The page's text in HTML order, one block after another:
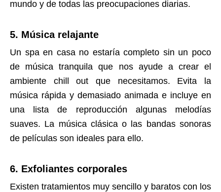
mundo y de todas las preocupaciones diarias.
5. Música relajante
Un spa en casa no estaría completo sin un poco
de música tranquila que nos ayude a crear el
ambiente chill out que necesitamos. Evita la
música rápida y demasiado animada e incluye en
una lista de reproducción algunas melodías
suaves. La música clásica o las bandas sonoras
de películas son ideales para ello.
6. Exfoliantes corporales
Existen tratamientos muy sencillo y baratos con los